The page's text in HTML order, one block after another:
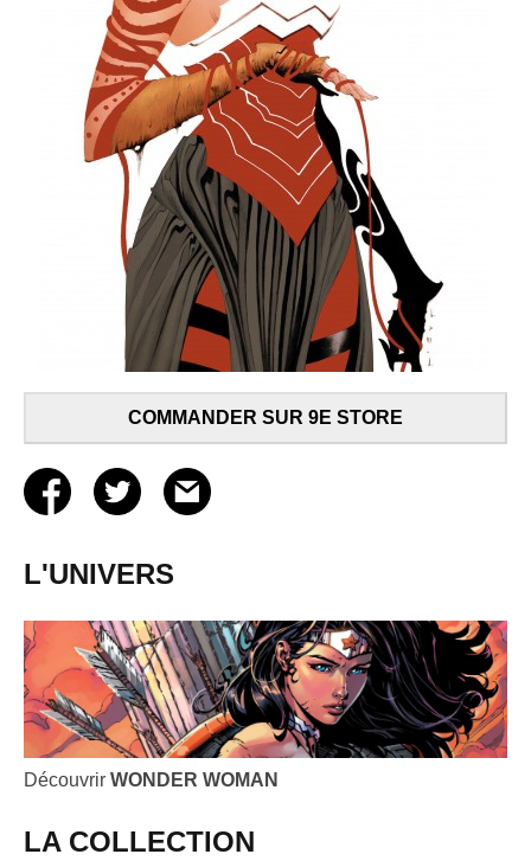
COMMANDER SUR 9E STORE
L'UNIVERS
Découvrir WONDER WOMAN
LA COLLECTION